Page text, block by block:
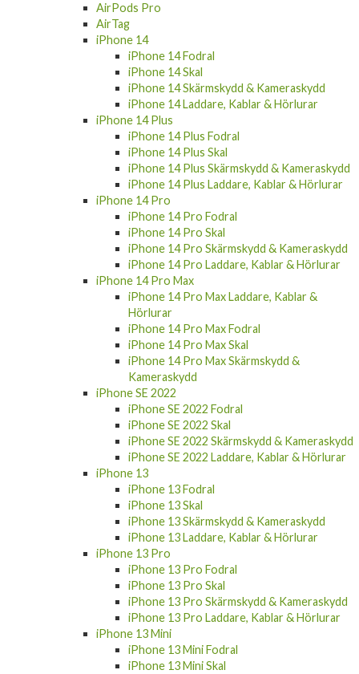
AirPods Pro
AirTag
iPhone 14
iPhone 14 Fodral
iPhone 14 Skal
iPhone 14 Skärmskydd & Kameraskydd
iPhone 14 Laddare, Kablar & Hörlurar
iPhone 14 Plus
iPhone 14 Plus Fodral
iPhone 14 Plus Skal
iPhone 14 Plus Skärmskydd & Kameraskydd
iPhone 14 Plus Laddare, Kablar & Hörlurar
iPhone 14 Pro
iPhone 14 Pro Fodral
iPhone 14 Pro Skal
iPhone 14 Pro Skärmskydd & Kameraskydd
iPhone 14 Pro Laddare, Kablar & Hörlurar
iPhone 14 Pro Max
iPhone 14 Pro Max Laddare, Kablar &
Hörlurar
iPhone 14 Pro Max Fodral
iPhone 14 Pro Max Skal
iPhone 14 Pro Max Skärmskydd &
Kameraskydd
iPhone SE 2022
iPhone SE 2022 Fodral
iPhone SE 2022 Skal
iPhone SE 2022 Skärmskydd & Kameraskydd
iPhone SE 2022 Laddare, Kablar & Hörlurar
iPhone 13
iPhone 13 Fodral
iPhone 13 Skal
iPhone 13 Skärmskydd & Kameraskydd
iPhone 13 Laddare, Kablar & Hörlurar
iPhone 13 Pro
iPhone 13 Pro Fodral
iPhone 13 Pro Skal
iPhone 13 Pro Skärmskydd & Kameraskydd
iPhone 13 Pro Laddare, Kablar & Hörlurar
iPhone 13 Mini
iPhone 13 Mini Fodral
iPhone 13 Mini Skal